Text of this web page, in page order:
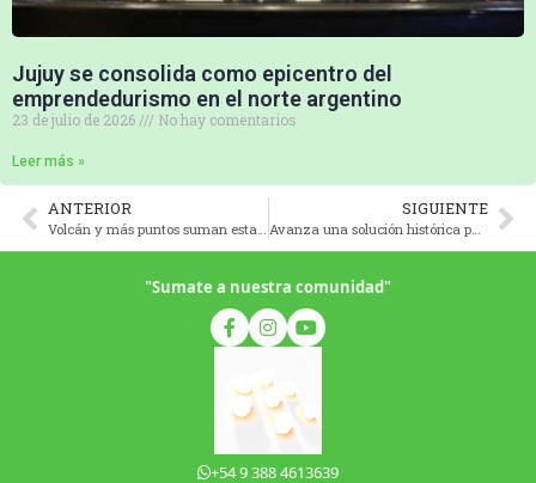
Jujuy se consolida como epicentro del
emprendedurismo en el norte argentino
23 de julio de 2026 No hay comentarios
Leer más »
ANTERIOR
Volcán y más puntos suman estaciones meteorológicas para el monitoreo climático en Jujuy
SIGUIENTE
Avanza una solución histórica para los Valles: presentaron los proyectos ejecutivos de los canales colectores
"Sumate a nuestra comunidad"
+54 9 388 4613639